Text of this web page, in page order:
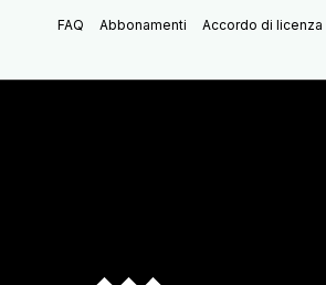
FAQ Abbonamenti Accordo di licenza